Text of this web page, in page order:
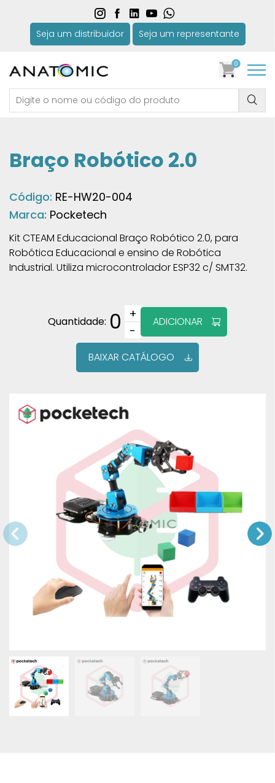
Seja um distribuidor Seja um representante
0
Braço Robótico 2.0
Código: RE-HW20-004
Marca: Pocketech
Kit CTEAM Educacional Braço Robótico 2.0, para
Robótica Educacional e ensino de Robótica
Industrial. Utiliza microcontrolador ESP32 c/ SMT32.
Quantidade: 0
+
−
ADICIONAR
BAIXAR CATÁLOGO